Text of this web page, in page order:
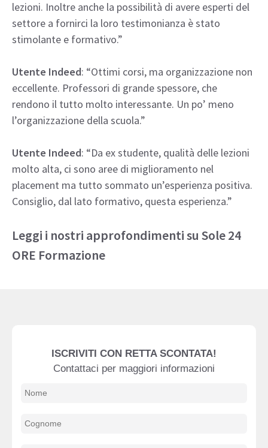
lezioni. Inoltre anche la possibilità di avere esperti del
settore a fornirci la loro testimonianza è stato
stimolante e formativo.”
Utente Indeed: “Ottimi corsi, ma organizzazione non
eccellente. Professori di grande spessore, che
rendono il tutto molto interessante. Un po’ meno
l’organizzazione della scuola.”
Utente Indeed: “Da ex studente, qualità delle lezioni
molto alta, ci sono aree di miglioramento nel
placement ma tutto sommato un’esperienza positiva.
Consiglio, dal lato formativo, questa esperienza.”
Leggi i nostri approfondimenti su Sole 24
ORE Formazione
ISCRIVITI CON RETTA SCONTATA!
Contattaci per maggiori informazioni